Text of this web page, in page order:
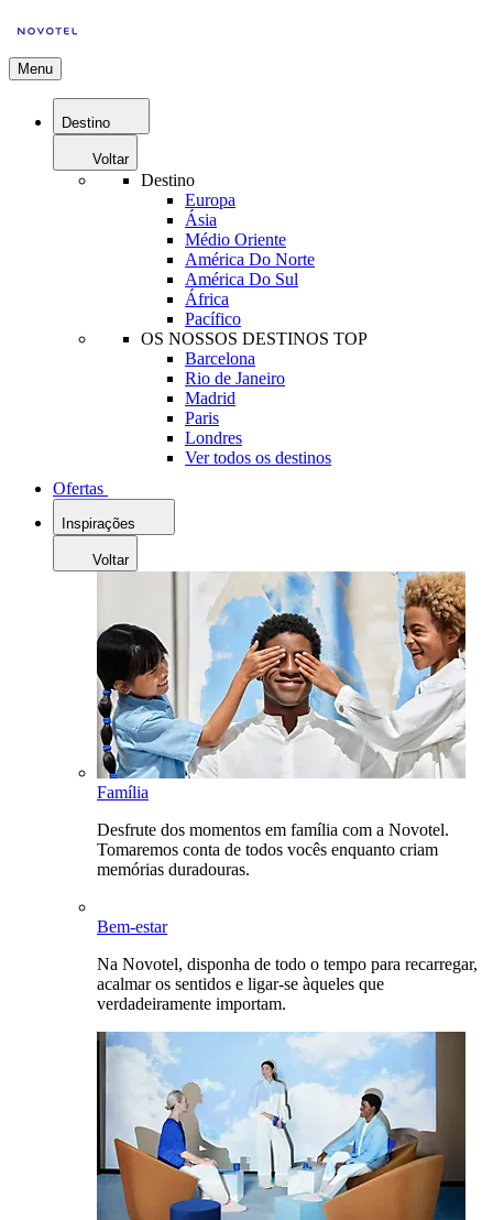
Menu
Destino
Voltar
Destino
Europa
Ásia
Médio Oriente
América Do Norte
América Do Sul
África
Pacífico
OS NOSSOS DESTINOS TOP
Barcelona
Rio de Janeiro
Madrid
Paris
Londres
Ver todos os destinos
Ofertas
Inspirações
Voltar
Família
Desfrute dos momentos em família com a Novotel.
Tomaremos conta de todos vocês enquanto criam
memórias duradouras.
Bem-estar
Na Novotel, disponha de todo o tempo para recarregar,
acalmar os sentidos e ligar-se àqueles que
verdadeiramente importam.